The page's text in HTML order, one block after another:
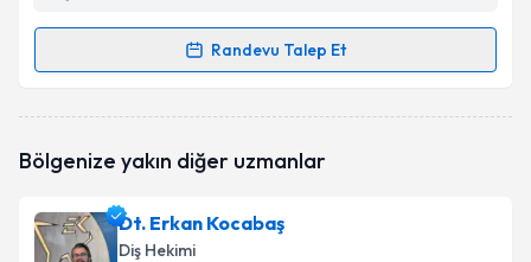
Randevu Talep Et
Randevu Takvimi Talebi
oluşturun. Size bu uzmandan randevu almanız için bir
E-posta Adresiniz
Bölgenize yakın diğer uzmanlar
Dt. Erkan Kocabaş
Diş Hekimi